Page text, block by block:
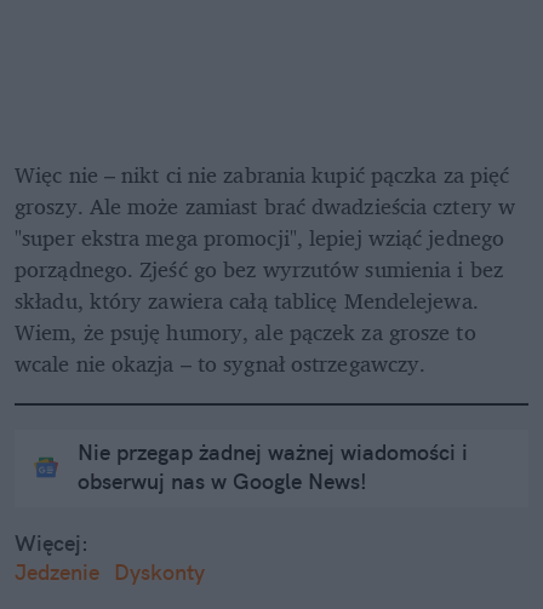
Więc nie – nikt ci nie zabrania kupić pączka za pięć
groszy. Ale może zamiast brać dwadzieścia cztery w
"super ekstra mega promocji", lepiej wziąć jednego
porządnego. Zjeść go bez wyrzutów sumienia i bez
składu, który zawiera całą tablicę Mendelejewa.
Wiem, że psuję humory, ale pączek za grosze to
wcale nie okazja – to sygnał ostrzegawczy.
Nie przegap żadnej ważnej wiadomości i
obserwuj nas w Google News!
Więcej:
Jedzenie
Dyskonty